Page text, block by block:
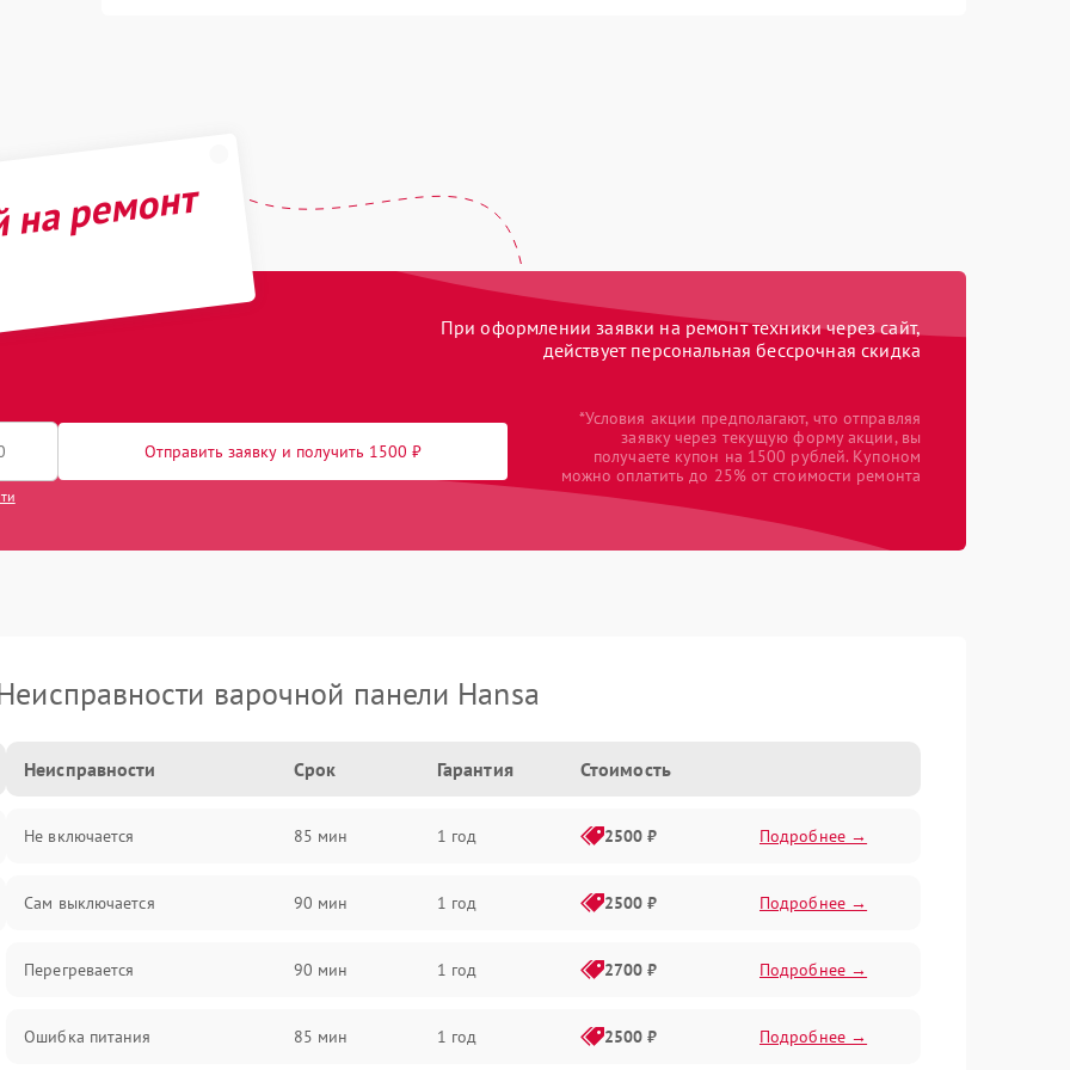
ремонт
При оформлении заявки на ремонт техники через сайт,
действует персональная бессрочная скидка
Отправить заявку и получить 1500 ₽
*Условия акции предполагают, что отправляя
заявку через текущую форму акции, вы
получаете купон на 1500 рублей. Купоном
можно оплатить до 25% от стоимости ремонта
варочной панели Hansa
Неисправности Срок Гарантия Стоимость
Не включается 85 мин 1 год 2500 ₽ Подробнее →
Сам выключается 90 мин 1 год 2500 ₽ Подробнее →
Перегревается 90 мин 1 год 2700 ₽ Подробнее →
Ошибка питания 85 мин 1 год 2500 ₽ Подробнее →